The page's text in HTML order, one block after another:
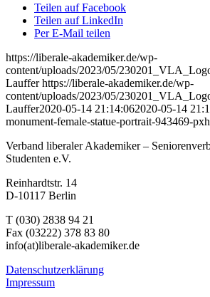
Teilen auf Facebook
Teilen auf LinkedIn
Per E-Mail teilen
https://liberale-akademiker.de/wp-
content/uploads/2023/05/
Lauffer https://liberale-akademiker.de/wp-
content/uploads/2023/05/
Lauffer2020-05-14 21:14:062020-05-14
monument-female-statue-portrait-943469-
Verband liberaler Akademiker –
Studenten e.V.
Reinhardtstr. 14
D-10117 Berlin
T (030) 2838 94 21
Fax (03222) 378 83 80
info(at)liberale-akademiker.de
Datenschutzerklärung
Impressum